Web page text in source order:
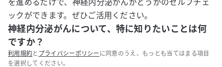
を進めるだけで、神経内分泌がんかどうかのセルフチェ
ックができます。ぜひご活用ください。
神経内分泌がんについて、特に知りたいことは何
ですか？
利用規約と プライバシーポリシー に同意のうえ、もっとも当てはまる項目
を選択してください。